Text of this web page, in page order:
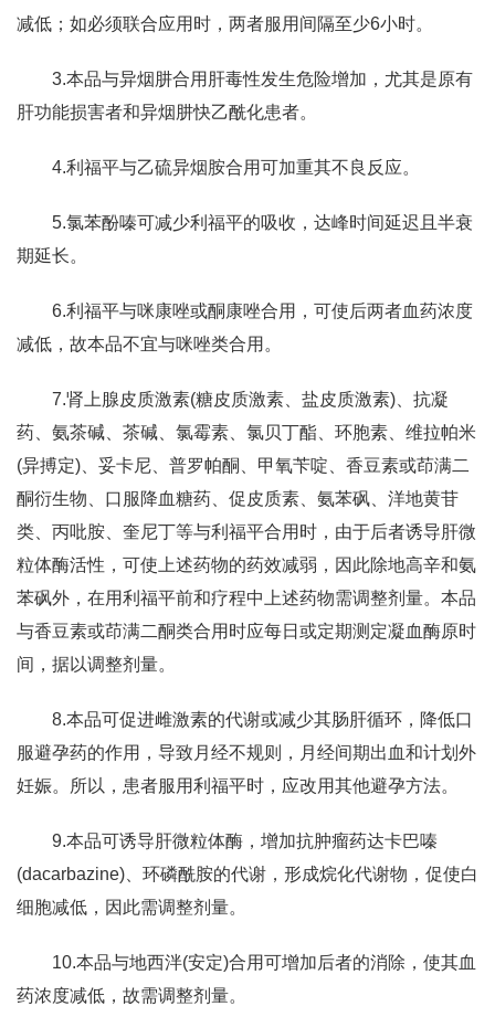
减低；如必须联合应用时，两者服用间隔至少6小时。
3.本品与异烟肼合用肝毒性发生危险增加，尤其是原有
肝功能损害者和异烟肼快乙酰化患者。
4.利福平与乙硫异烟胺合用可加重其不良反应。
5.氯苯酚嗪可减少利福平的吸收，达峰时间延迟且半衰
期延长。
6.利福平与咪康唑或酮康唑合用，可使后两者血药浓度
减低，故本品不宜与咪唑类合用。
7.肾上腺皮质激素(糖皮质激素、盐皮质激素)、抗凝
药、氨茶碱、茶碱、氯霉素、氯贝丁酯、环胞素、维拉帕米
(异搏定)、妥卡尼、普罗帕酮、甲氧苄啶、香豆素或茚满二
酮衍生物、口服降血糖药、促皮质素、氨苯砜、洋地黄苷
类、丙吡胺、奎尼丁等与利福平合用时，由于后者诱导肝微
粒体酶活性，可使上述药物的药效减弱，因此除地高辛和氨
苯砜外，在用利福平前和疗程中上述药物需调整剂量。本品
与香豆素或茚满二酮类合用时应每日或定期测定凝血酶原时
间，据以调整剂量。
8.本品可促进雌激素的代谢或减少其肠肝循环，降低口
服避孕药的作用，导致月经不规则，月经间期出血和计划外
妊娠。所以，患者服用利福平时，应改用其他避孕方法。
9.本品可诱导肝微粒体酶，增加抗肿瘤药达卡巴嗪
(dacarbazine)、环磷酰胺的代谢，形成烷化代谢物，促使白
细胞减低，因此需调整剂量。
10.本品与地西泮(安定)合用可增加后者的消除，使其血
药浓度减低，故需调整剂量。